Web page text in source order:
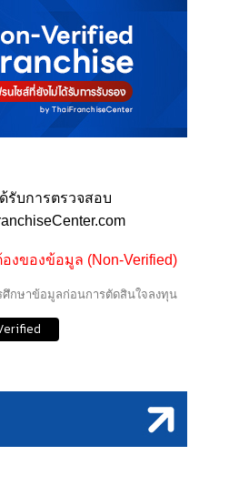
รับการตรวจสอบ
งของข้อมูล (Non-Verified)
ศึกษาข้อมูลก่อนการตัดสินใจลงทุน